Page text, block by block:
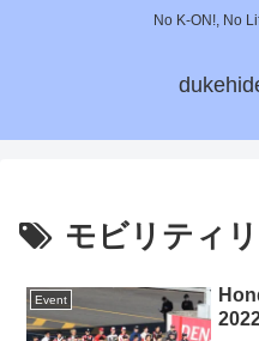
No K-ON!, No
モビリティ
Event